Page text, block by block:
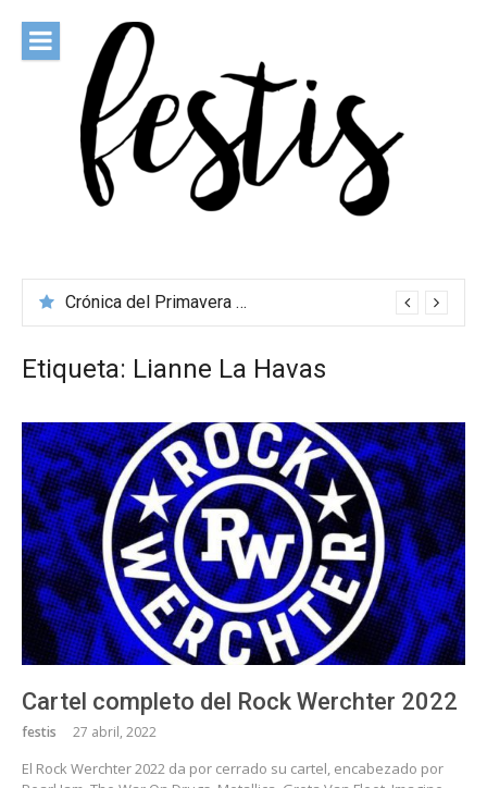
contenido
Crónica del Primavera Sound Porto 2026
Etiqueta: Lianne La Havas
Cartel completo del Rock Werchter 2022
festis 27 abril, 2022
El Rock Werchter 2022 da por cerrado su cartel, encabezado por